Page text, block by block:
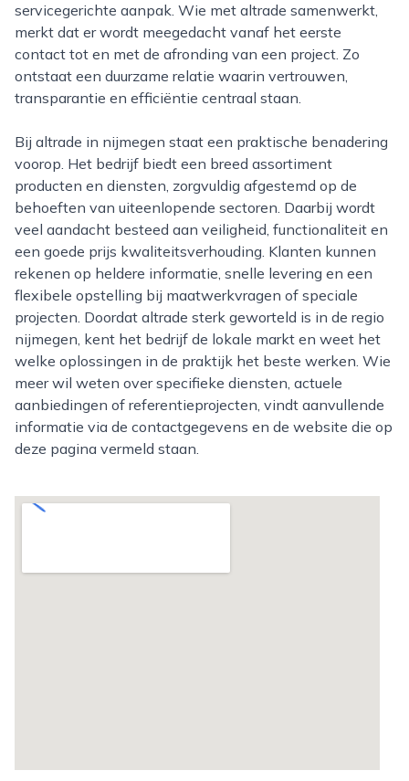
servicegerichte aanpak. Wie met altrade samenwerkt,
merkt dat er wordt meegedacht vanaf het eerste
contact tot en met de afronding van een project. Zo
ontstaat een duurzame relatie waarin vertrouwen,
transparantie en efficiëntie centraal staan.
Bij altrade in nijmegen staat een praktische benadering
voorop. Het bedrijf biedt een breed assortiment
producten en diensten, zorgvuldig afgestemd op de
behoeften van uiteenlopende sectoren. Daarbij wordt
veel aandacht besteed aan veiligheid, functionaliteit en
een goede prijs kwaliteitsverhouding. Klanten kunnen
rekenen op heldere informatie, snelle levering en een
flexibele opstelling bij maatwerkvragen of speciale
projecten. Doordat altrade sterk geworteld is in de regio
nijmegen, kent het bedrijf de lokale markt en weet het
welke oplossingen in de praktijk het beste werken. Wie
meer wil weten over specifieke diensten, actuele
aanbiedingen of referentieprojecten, vindt aanvullende
informatie via de contactgegevens en de website die op
deze pagina vermeld staan.